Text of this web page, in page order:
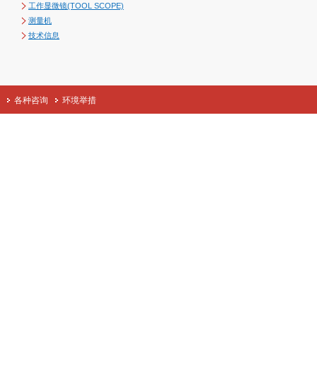
工作显微镜(TOOL SCOPE)
测量机
技术信息
各种咨询 环境举措